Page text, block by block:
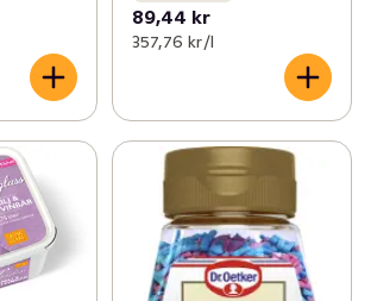
89,44 kr
357,76 kr /l